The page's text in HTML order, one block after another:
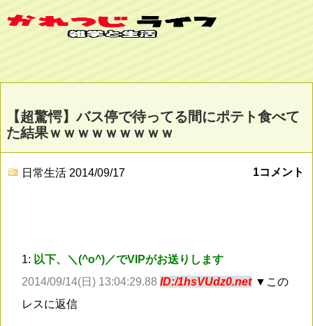
【超驚愕】バス停で待ってる間にポテト食べて
た結果ｗｗｗｗｗｗｗｗｗ
日常生活 2014/09/17 1コメント
1: 以下、＼(^o^)／でVIPがお送りします
2014/09/14(日) 13:04:29.88 ID:/1hsVUdz0.net ▼この
レスに返信